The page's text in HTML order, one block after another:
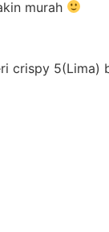
murah
crispy 5(Lima)